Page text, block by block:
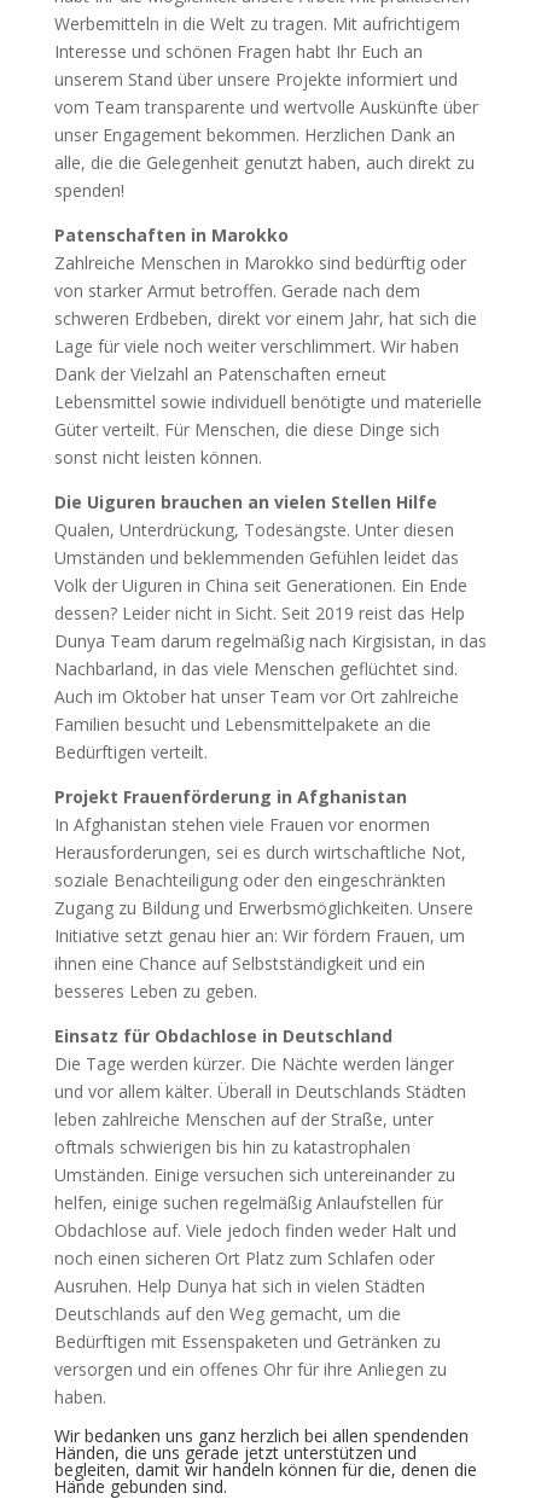
Werbemitteln in die Welt zu tragen. Mit aufrichtigem
Interesse und schönen Fragen habt Ihr Euch an
unserem Stand über unsere Projekte informiert und
vom Team transparente und wertvolle Auskünfte über
unser Engagement bekommen. Herzlichen Dank an
alle, die die Gelegenheit genutzt haben, auch direkt zu
spenden!
Patenschaften in Marokko
Zahlreiche Menschen in Marokko sind bedürftig oder
von starker Armut betroffen. Gerade nach dem
schweren Erdbeben, direkt vor einem Jahr, hat sich die
Lage für viele noch weiter verschlimmert. Wir haben
Dank der Vielzahl an Patenschaften erneut
Lebensmittel sowie individuell benötigte und materielle
Güter verteilt. Für Menschen, die diese Dinge sich
sonst nicht leisten können.
Die Uiguren brauchen an vielen Stellen Hilfe
Qualen, Unterdrückung, Todesängste. Unter diesen
Umständen und beklemmenden Gefühlen leidet das
Volk der Uiguren in China seit Generationen. Ein Ende
dessen? Leider nicht in Sicht. Seit 2019 reist das Help
Dunya Team darum regelmäßig nach Kirgisistan, in das
Nachbarland, in das viele Menschen geflüchtet sind.
Auch im Oktober hat unser Team vor Ort zahlreiche
Familien besucht und Lebensmittelpakete an die
Bedürftigen verteilt.
Projekt Frauenförderung in Afghanistan
In Afghanistan stehen viele Frauen vor enormen
Herausforderungen, sei es durch wirtschaftliche Not,
soziale Benachteiligung oder den eingeschränkten
Zugang zu Bildung und Erwerbsmöglichkeiten. Unsere
Initiative setzt genau hier an: Wir fördern Frauen, um
ihnen eine Chance auf Selbstständigkeit und ein
besseres Leben zu geben.
Einsatz für Obdachlose in Deutschland
Die Tage werden kürzer. Die Nächte werden länger
und vor allem kälter. Überall in Deutschlands Städten
leben zahlreiche Menschen auf der Straße, unter
oftmals schwierigen bis hin zu katastrophalen
Umständen. Einige versuchen sich untereinander zu
helfen, einige suchen regelmäßig Anlaufstellen für
Obdachlose auf. Viele jedoch finden weder Halt und
noch einen sicheren Ort Platz zum Schlafen oder
Ausruhen. Help Dunya hat sich in vielen Städten
Deutschlands auf den Weg gemacht, um die
Bedürftigen mit Essenspaketen und Getränken zu
versorgen und ein offenes Ohr für ihre Anliegen zu
haben.
Wir bedanken uns ganz herzlich bei allen spendenden
Händen, die uns gerade jetzt unterstützen und
begleiten, damit wir handeln können für die, denen die
Hände gebunden sind.